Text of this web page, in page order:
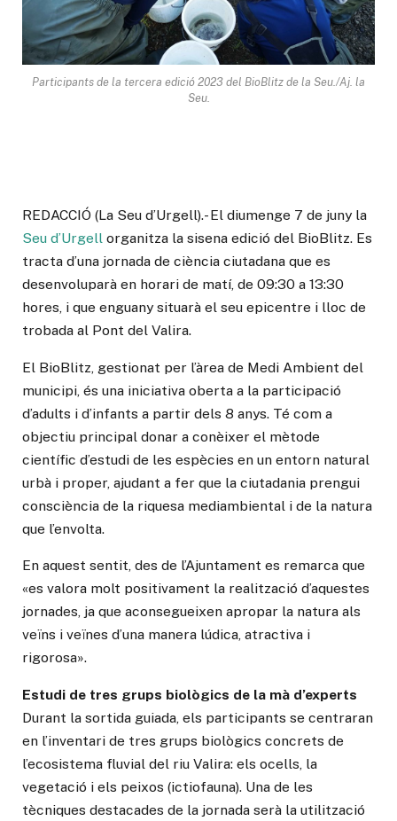
Participants de la tercera edició 2023 del BioBlitz de la Seu./Aj. la
Seu.
REDACCIÓ (La Seu d’Urgell).- El diumenge 7 de juny la
Seu d’Urgell organitza la sisena edició del BioBlitz. Es
tracta d’una jornada de ciència ciutadana que es
desenvoluparà en horari de matí, de 09:30 a 13:30
hores, i que enguany situarà el seu epicentre i lloc de
trobada al Pont del Valira.
El BioBlitz, gestionat per l’àrea de Medi Ambient del
municipi, és una iniciativa oberta a la participació
d’adults i d’infants a partir dels 8 anys. Té com a
objectiu principal donar a conèixer el mètode
científic d’estudi de les espècies en un entorn natural
urbà i proper, ajudant a fer que la ciutadania prengui
consciència de la riquesa mediambiental i de la natura
que l’envolta.
En aquest sentit, des de l’Ajuntament es remarca que
«es valora molt positivament la realització d’aquestes
jornades, ja que aconsegueixen apropar la natura als
veïns i veïnes d’una manera lúdica, atractiva i
rigorosa».
Estudi de tres grups biològics de la mà d’experts
Durant la sortida guiada, els participants se centraran
en l’inventari de tres grups biològics concrets de
l’ecosistema fluvial del riu Valira: els ocells, la
vegetació i els peixos (ictiofauna). Una de les
tècniques destacades de la jornada serà la utilització